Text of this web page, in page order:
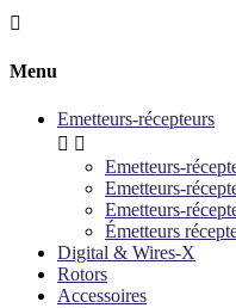

Menu
Emetteurs-récepteurs
 
Emetteurs-
Emetteurs-
Emetteurs-
Émetteurs
Digital & Wires-X
Rotors
Accessoires